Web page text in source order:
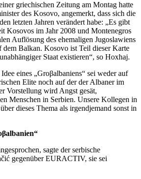
griechischen Zeitung am Montag hatte
des Kosovo, angemerkt, dass sich die
letzten Jahren verändert habe: „Es gibt
Kosovos im Jahr 2008 und Montenegros
Auflösung des ehemaligen Jugoslawiens
dem Balkan. Kosovo ist Teil dieser Karte
Staat existieren“, so Hoxhaj.
eines „Groβalbaniens“ sei weder auf
Elite noch auf der der Albaner im
Vorstellung wird Angst gesät,
Menschen in Serbien. Unsere Kollegen in
dieses Thema als irgendjemand sonst in
sagte der serbische
gegenüber EURACTIV, sie sei